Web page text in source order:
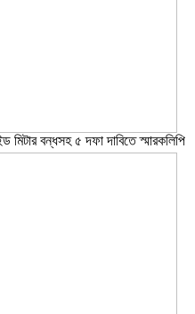
মিটার বন্ধসহ ৫ দফা দাবিতে স্মারকলিপি